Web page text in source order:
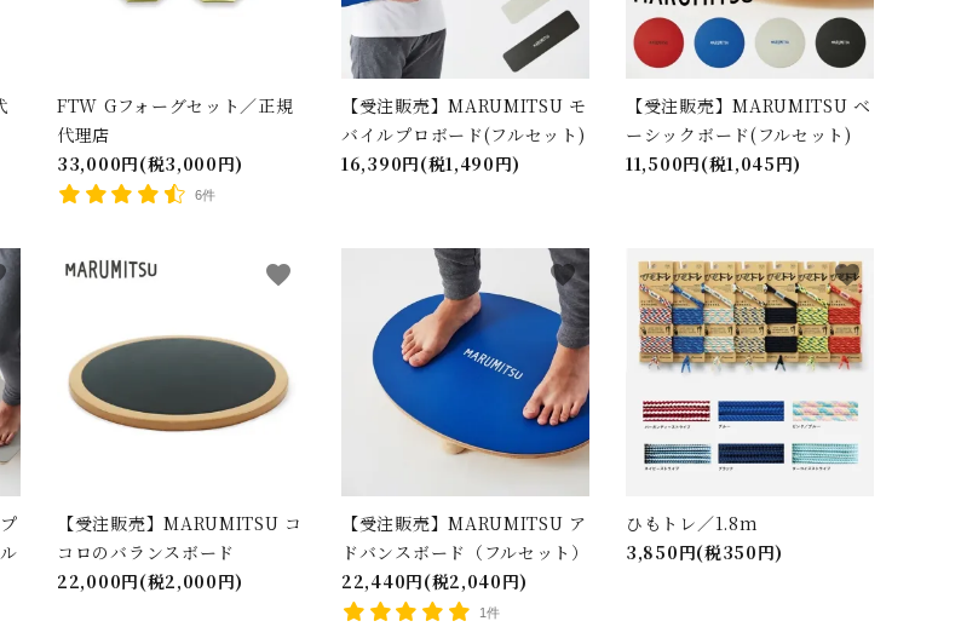
FTW Gフォーグセット／正規
代理店
33,000円(税3,000円)
6件
【受注販売】MARUMITSU モ
バイルプロボード(フルセット)
16,390円(税1,490円)
【受注販売】MARUMITSU ベ
ーシックボード(フルセット)
11,500円(税1,045円)
【受注販売】MARUMITSU コ
コロのバランスボード
22,000円(税2,000円)
favorite
【受注販売】MARUMITSU ア
ドバンスボード（フルセット）
22,440円(税2,040円)
1件
favorite
ひもトレ／1.8m
3,850円(税350円)
favorite